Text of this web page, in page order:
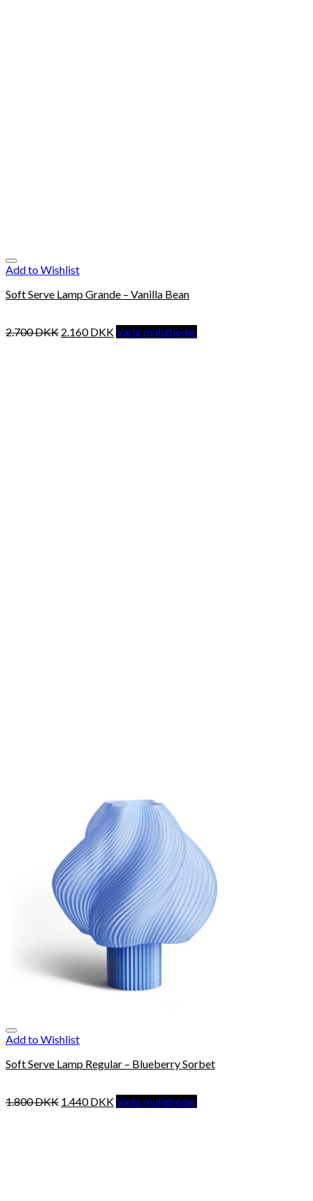
Add to Wishlist
Soft Serve Lamp Grande – Vanilla Bean
2.700DKK 2.160DKKVælg muligheder
Add to Wishlist
Soft Serve Lamp Regular – Blueberry Sorbet
1.800DKK 1.440DKKVælg muligheder